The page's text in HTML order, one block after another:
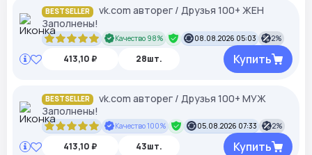
BESTSELLER
vk.com авторег / Друзья 100+ ЖЕН
Заполнены!
Качество 98% 08.08.2026 05:03 2%
413,10 ₽ 28шт. Купить
BESTSELLER
vk.com авторег / Друзья 100+ МУЖ
Заполнены!
Качество 100% 05.08.2026 07:33 2%
413,10 ₽ 43шт. Купить